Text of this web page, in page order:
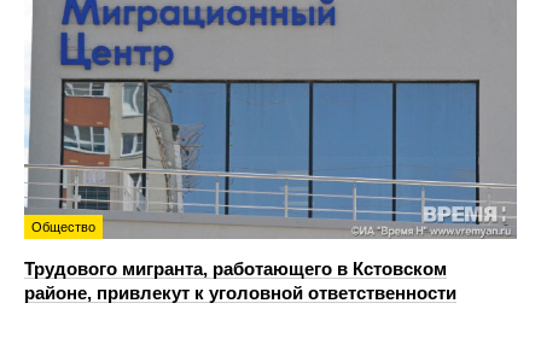
Общество
Трудового мигранта, работающего в Кстовском
районе, привлекут к уголовной ответственности